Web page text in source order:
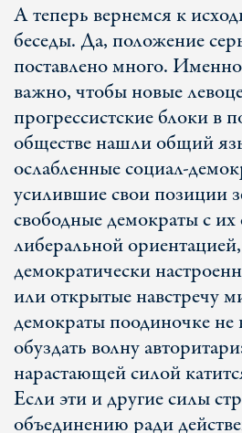
А теперь вернемся к
беседы. Да, положение
поставлено много.
важно, чтобы новые
прогрессистские блоки в
обществе нашли общий
ослабленные социал-
усилившие свои позиции
свободные демократы с
либеральной
демократически
или открытые навстречу
демократы поодиночке не
обуздать волну
нарастающей силой
Если эти и другие силы
объединению ради